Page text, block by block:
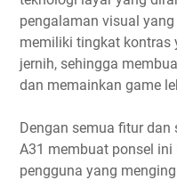
pengalaman visual
memiliki tingkat kontras
jernih, sehingga
dan memainkan game
Dengan semua fitur dan
A31 membuat ponsel
pengguna yang